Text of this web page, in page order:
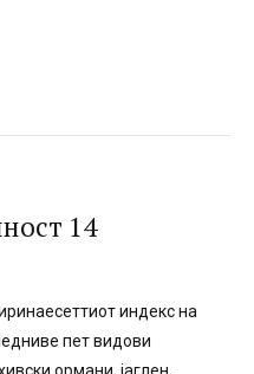
14
индекс на
пет видови
ормани, јаглен,